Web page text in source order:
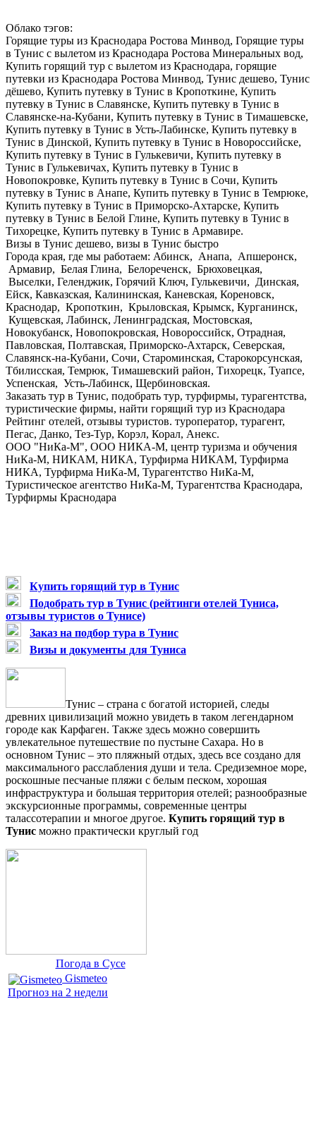
Облако тэгов:
Горящие туры из Краснодара Ростова Минвод, Горящие туры
в Тунис с вылетом из Краснодара Ростова Минеральных вод,
Купить горящий тур с вылетом из Краснодара, горящие
путевки из Краснодара Ростова Минвод, Тунис дешево, Тунис
дёшево, Купить путевку в Тунис в Кропоткине, Купить
путевку в Тунис в Славянске, Купить путевку в Тунис в
Славянске-на-Кубани, Купить путевку в Тунис в Тимашевске,
Купить путевку в Тунис в Усть-Лабинске, Купить путевку в
Тунис в Динской, Купить путевку в Тунис в Новороссийске,
Купить путевку в Тунис в Гулькевичи, Купить путевку в
Тунис в Гулькевичах, Купить путевку в Тунис в
Новопокровке, Купить путевку в Тунис в Сочи, Купить
путевку в Тунис в Анапе, Купить путевку в Тунис в Темрюке,
Купить путевку в Тунис в Приморско-Ахтарске, Купить
путевку в Тунис в Белой Глине, Купить путевку в Тунис в
Тихорецке, Купить путевку в Тунис в Армавире.
Визы в Тунис дешево, визы в Тунис быстро
Города края, где мы работаем: Абинск, Анапа, Апшеронск,
Армавир, Белая Глина, Белореченск, Брюховецкая,
Выселки, Геленджик, Горячий Ключ, Гулькевичи, Динская,
Ейск, Кавказская, Калининская, Каневская, Кореновск,
Краснодар, Кропоткин, Крыловская, Крымск, Курганинск,
Кущевская, Лабинск, Ленинградская, Мостовская,
Новокубанск, Новопокровская, Новороссийск, Отрадная,
Павловская, Полтавская, Приморско-Ахтарск, Северская,
Славянск-на-Кубани, Сочи, Староминская, Старокорсунская,
Тбилисская, Темрюк, Тимашевский район, Тихорецк, Туапсе,
Успенская, Усть-Лабинск, Щербиновская.
Заказать тур в Тунис, подобрать тур, турфирмы, турагентства,
туристические фирмы, найти горящий тур из Краснодара
Рейтинг отелей, отзывы туристов. туроператор, турагент,
Пегас, Данко, Тез-Тур, Корэл, Корал, Анекс.
ООО "НиКа-М", ООО НИКА-М, центр туризма и обучения
НиКа-М, НИКАМ, НИКА, Турфирма НИКАМ, Турфирма
НИКА, Турфирма НиКа-М, Турагентство НиКа-М,
Туристическое агентство НиКа-М, Турагентства Краснодара,
Турфирмы Краснодара
Купить горящий тур в Тунис
Подобрать тур в Тунис (рейтинги отелей Туниса,
отзывы туристов о Тунисе)
Заказ на подбор тура в Тунис
Визы и документы для Туниса
Тунис – страна с богатой историей, следы
древних цивилизаций можно увидеть в таком легендарном
городе как Карфаген. Также здесь можно совершить
увлекательное путешествие по пустыне Сахара. Но в
основном Тунис – это пляжный отдых, здесь все создано для
максимального расслабления души и тела. Средиземное море,
роскошные песчаные пляжи с белым песком, хорошая
инфраструктура и большая территория отелей; разнообразные
экскурсионные программы, современные центры
талассотерапии и многое другое. Купить горящий тур в
Тунис можно практически круглый год
Погода в Сусе
Gismeteo
Прогноз на 2 недели